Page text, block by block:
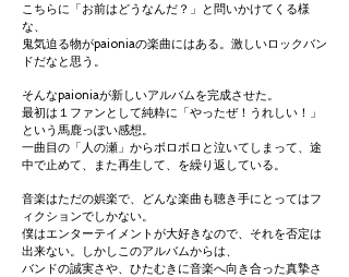
こちらに「お前はどうなんだ？」と問いかけてくる様
な、
鬼気迫る物がpaioniaの楽曲にはある。激しいロックバン
ドだなと思う。
そんなpaioniaが新しいアルバムを完成させた。
最初は１ファンとして純粋に「やったぜ！うれしい！」
という馬鹿っぽい感想。
一曲目の「人の瀬」からボロボロと泣いてしまって、途
中で止めて、また再生して、を繰り返している。
音楽はただの娯楽で、どんな楽曲も聴き手にとってはフ
ィクションでしかない。
僕はエンターテイメントが大好きなので、 それを否定は
出来ない。しかしこのアルバムからは、
バンドの誠実さや、ひたむきに音楽へ向き合った真摯さ